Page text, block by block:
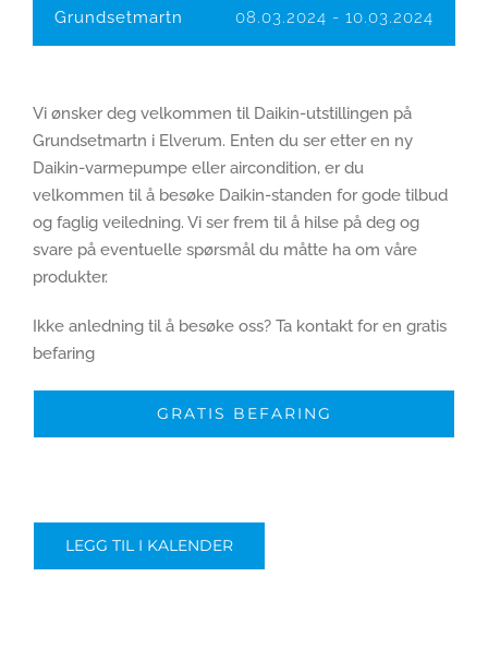
Grundsetmartn 08.03.2024 - 10.03.2024
Vi ønsker deg velkommen til Daikin-utstillingen på
Grundsetmartn i Elverum. Enten du ser etter en ny
Daikin-varmepumpe eller aircondition, er du
velkommen til å besøke Daikin-standen for gode tilbud
og faglig veiledning. Vi ser frem til å hilse på deg og
svare på eventuelle spørsmål du måtte ha om våre
produkter.
Ikke anledning til å besøke oss? Ta kontakt for en gratis
befaring
GRATIS BEFARING
LEGG TIL I KALENDER